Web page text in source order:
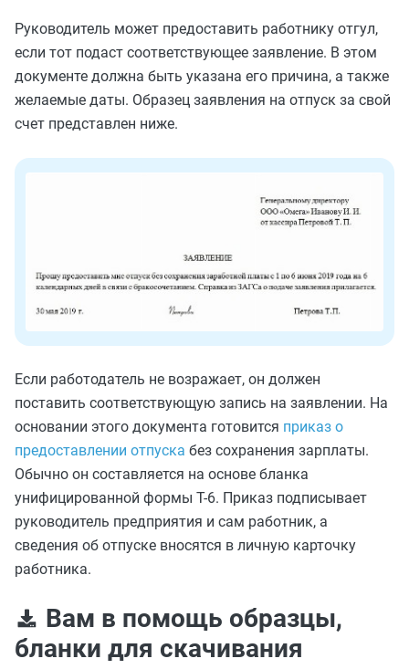
Руководитель может предоставить работнику отгул,
если тот подаст соответствующее заявление. В этом
документе должна быть указана его причина, а также
желаемые даты. Образец заявления на отпуск за свой
счет представлен ниже.
Если работодатель не возражает, он должен
поставить соответствующую запись на заявлении. На
основании этого документа готовится приказ о
предоставлении отпуска без сохранения зарплаты.
Обычно он составляется на основе бланка
унифицированной формы Т-6. Приказ подписывает
руководитель предприятия и сам работник, а
сведения об отпуске вносятся в личную карточку
работника.
Вам в помощь образцы,
бланки для скачивания